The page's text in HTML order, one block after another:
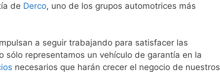
de Derco, uno de los grupos automotrices más
a seguir trabajando para satisfacer las
representamos un vehículo de garantía en la
necesarios que harán crecer el negocio de nuestros